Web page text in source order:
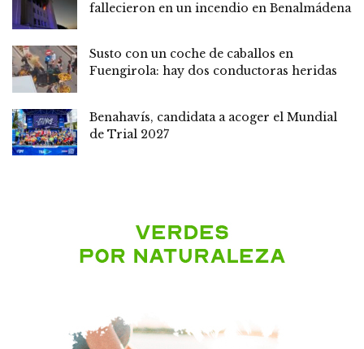
fallecieron en un incendio en Benalmádena
Susto con un coche de caballos en
Fuengirola: hay dos conductoras heridas
Benahavís, candidata a acoger el Mundial
de Trial 2027